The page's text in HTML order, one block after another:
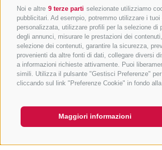
Noi e altre 9 terze parti selezionate utilizziamo
pubblicitari. Ad esempio, potremmo utilizzare i
personalizzata, utilizzare profili per la selezione
degli annunci, misurare le prestazioni dei
selezione dei contenuti, garantire la sicurezza,
provenienti da altre fonti di dati, collegare diversi
a informazioni richieste attivamente. Puoi
simili. Utilizza il pulsante "Gestisci Preferenze"
cliccando sul link "Preferenze Cookie" in fondo
Maggiori informazioni
Vipiteno
Campo di Trens
Val di Vizze
Val Racines
Val Ridanna
Val Giovo
MAPPA DEL SITO COOKIE POLICY